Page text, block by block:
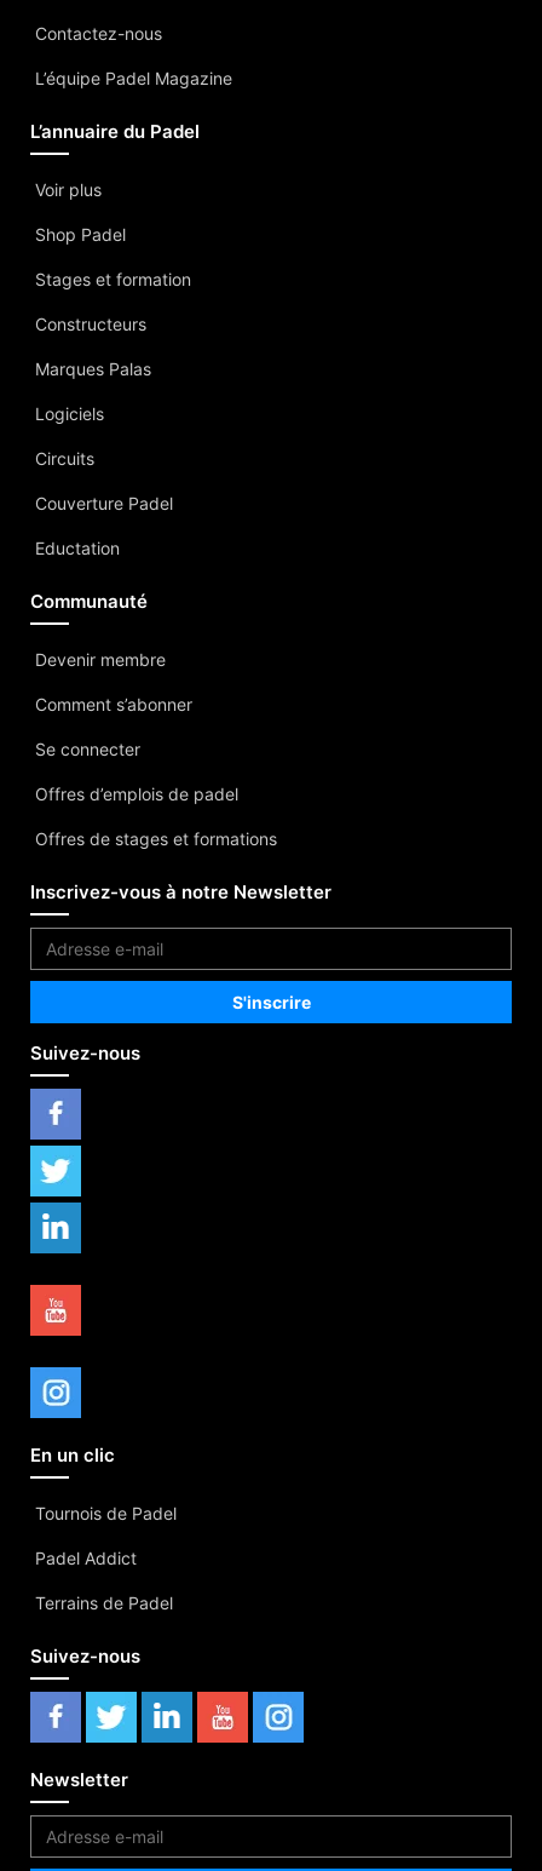
Contactez-nous
L’équipe Padel Magazine
L’annuaire du Padel
Voir plus
Shop Padel
Stages et formation
Constructeurs
Marques Palas
Logiciels
Circuits
Couverture Padel
Eductation
Communauté
Devenir membre
Comment s’abonner
Se connecter
Offres d’emplois de padel
Offres de stages et formations
Inscrivez-vous à notre Newsletter
Suivez-nous
En un clic
Tournois de Padel
Padel Addict
Terrains de Padel
Suivez-nous
Newsletter